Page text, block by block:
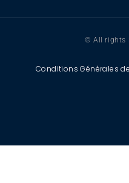
© All rights
Conditions Générales